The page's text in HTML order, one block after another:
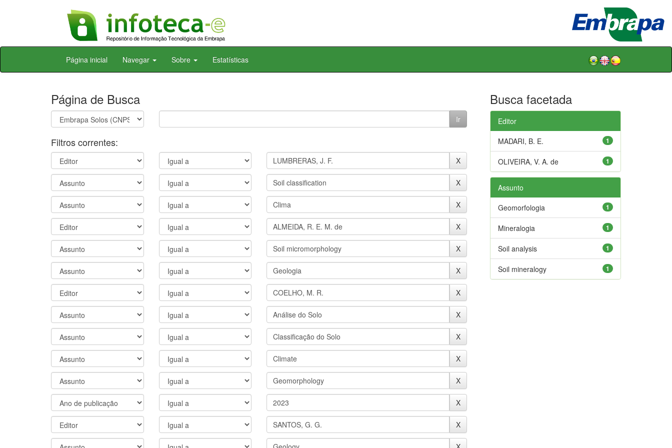
Skip
Página inicial Navegar Sobre Estatísticas
Página de Busca
Filtros correntes:
Busca facetada
Editor
1
MADARI, B. E.
1
OLIVEIRA, V. A. de
Assunto
1
Geomorfologia
1
Mineralogia
1
Soil analysis
1
Soil mineralogy